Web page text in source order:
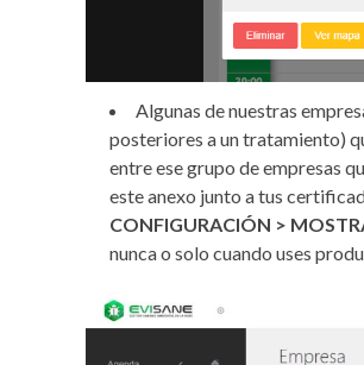
Algunas de nuestras
posteriores a un tratamiento)
entre ese grupo de empresas
este anexo junto a tus
CONFIGURACIÓN >
nunca o solo cuando uses